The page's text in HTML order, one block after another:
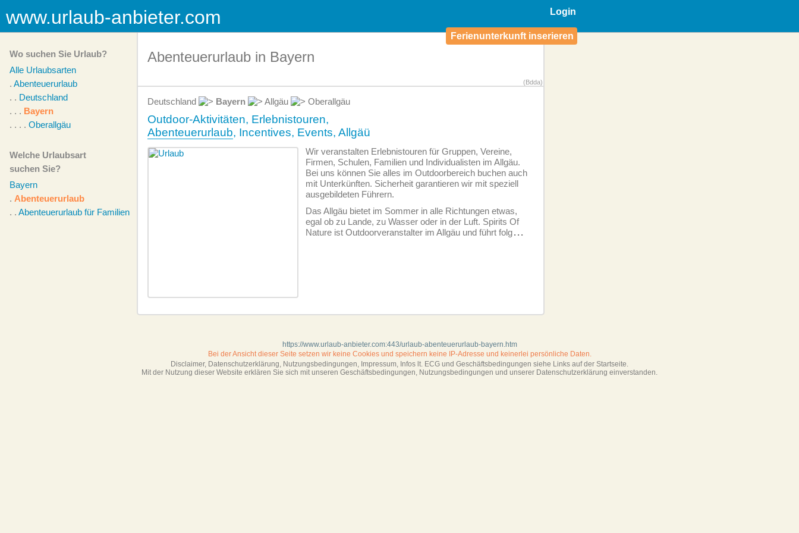
Login
Ferienunterkunft inserieren
www.urlaub-anbieter.com
Wo suchen Sie Urlaub?
Alle Urlaubsarten
. Abenteuerurlaub
. . Deutschland
. . . Bayern
. . . . Oberallgäu
Welche Urlaubsart
suchen Sie?
Bayern
. Abenteuerurlaub
. . Abenteuerurlaub für Familien
Abenteuerurlaub in Bayern
(Bdda)
Deutschland Bayern Allgäu Oberallgäu
Outdoor-Aktivitäten, Erlebnistouren,
Abenteuerurlaub, Incentives, Events, Allgäü
Wir veranstalten Erlebnistouren für Gruppen, Vereine,
Firmen, Schulen, Familien und Individualisten im Allgäu.
Bei uns können Sie alles im Outdoorbereich buchen auch
mit Unterkünften. Sicherheit garantieren wir mit speziell
ausgebildeten Führern.
Das Allgäu bietet im Sommer in alle Richtungen etwas,
egal ob zu Lande, zu Wasser oder in der Luft. Spirits Of
Nature ist Outdoorveranstalter im Allgäu und führt folg...
https://www.urlaub-anbieter.com:443/urlaub-abenteuerurlaub-bayern.htm
Bei der Ansicht dieser Seite setzen wir keine Cookies und speichern keine IP-Adresse und keinerlei persönliche Daten.
Disclaimer, Datenschutzerklärung, Nutzungsbedingungen, Impressum, Infos lt. ECG und Geschäftsbedingungen siehe Links auf der Startseite.
Mit der Nutzung dieser Website erklären Sie sich mit unseren Geschäftsbedin­gungen, Nutzungsbedingungen und unserer Datenschutzerklärung einverstanden.